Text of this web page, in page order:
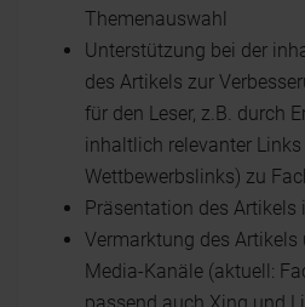
Themenauswahl
Unterstützung bei der
des Artikels zur
für den Leser, z.B. durch
inhaltlich relevanter Links
Wettbewerbslinks) zu
Präsentation des Artikels
Vermarktung des Artikels
Media-Kanäle (aktuell: